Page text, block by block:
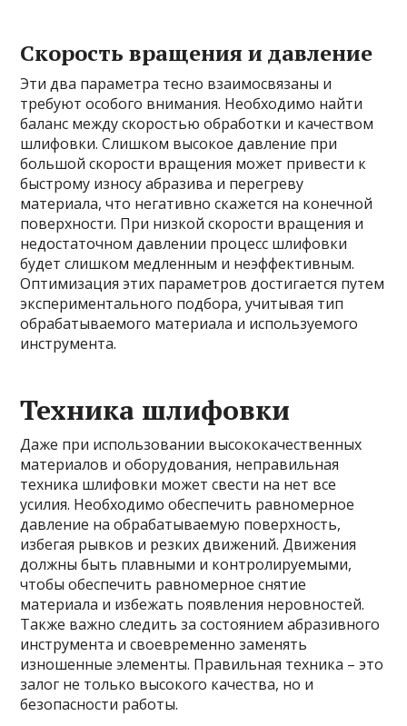
Скорость вращения и давление
Эти два параметра тесно взаимосвязаны и
требуют особого внимания. Необходимо найти
баланс между скоростью обработки и качеством
шлифовки. Слишком высокое давление при
большой скорости вращения может привести к
быстрому износу абразива и перегреву
материала, что негативно скажется на конечной
поверхности. При низкой скорости вращения и
недостаточном давлении процесс шлифовки
будет слишком медленным и неэффективным.
Оптимизация этих параметров достигается путем
экспериментального подбора, учитывая тип
обрабатываемого материала и используемого
инструмента.
Техника шлифовки
Даже при использовании высококачественных
материалов и оборудования, неправильная
техника шлифовки может свести на нет все
усилия. Необходимо обеспечить равномерное
давление на обрабатываемую поверхность,
избегая рывков и резких движений. Движения
должны быть плавными и контролируемыми,
чтобы обеспечить равномерное снятие
материала и избежать появления неровностей.
Также важно следить за состоянием абразивного
инструмента и своевременно заменять
изношенные элементы. Правильная техника – это
залог не только высокого качества, но и
безопасности работы.